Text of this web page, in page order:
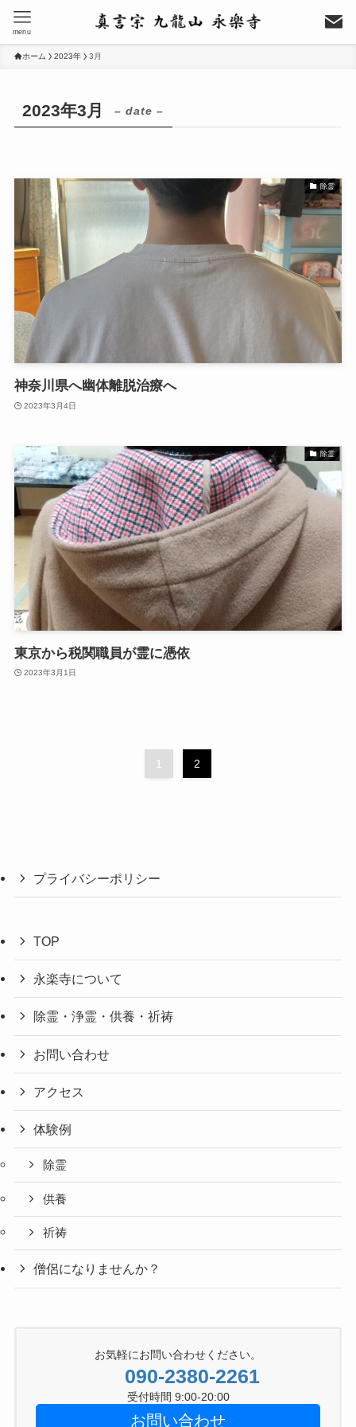
menu
ホーム 2023年 3月
2023年3月 – date –
除霊
神奈川県へ幽体離脱治療へ
2023年3月4日
除霊
東京から税関職員が霊に憑依
2023年3月1日
1 2
プライバシーポリシー
TOP
永楽寺について
除霊・浄霊・供養・祈祷
お問い合わせ
アクセス
体験例
除霊
供養
祈祷
僧侶になりませんか？
お気軽にお問い合わせください。
090-2380-2261
受付時間 9:00-20:00
お問い合わせ